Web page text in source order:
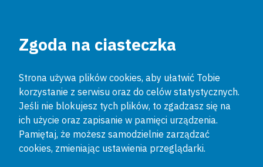
Zgoda na ciasteczka
Strona używa plików cookies, aby ułatwić Tobie
korzystanie z serwisu oraz do celów statystycznych.
Jeśli nie blokujesz tych plików, to zgadzasz się na
ich użycie oraz zapisanie w pamięci urządzenia.
Pamiętaj, że możesz samodzielnie zarządzać
cookies, zmieniając ustawienia przeglądarki.